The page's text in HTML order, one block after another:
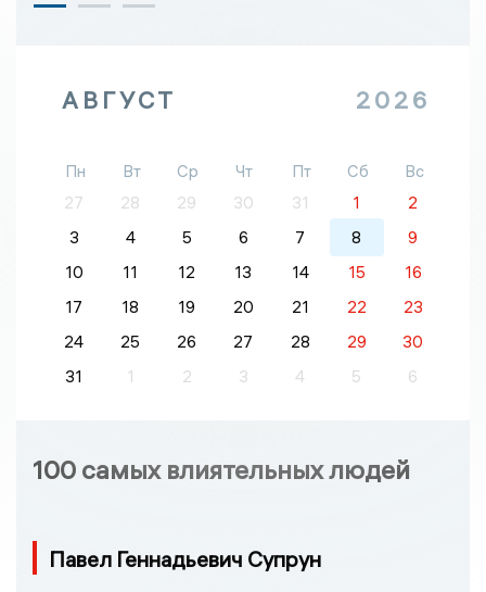
АВГУСТ 2026
Пн Вт Ср Чт Пт Сб
Вс
27
28 29 30 31 1
2
3
4 5 6 7 8
9
10
11 12 13 14 15
16
17
18 19 20 21 22
23
24
25 26 27 28 29
30
31
1 2 3 4 5 6
100 самых влиятельных людей
Павел Геннадьевич Супрун